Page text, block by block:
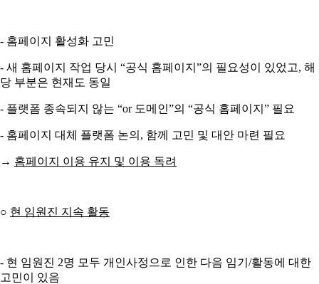
- 홈페이지 활성화 고민
- 새 홈페이지 작업 당시 “공식 홈페이지”의 필요성이 있었고, 해
당 부분은 현재도 동일
- 플랫폼 종속되지 않는 “or 도메인”의 “공식 홈페이지” 필요
- 홈페이지 대체 플랫폼 논의, 함께 고민 및 대안 마련 필요
→ 홈페이지 이용 유지 및 이용 독려
○ 현 임원진 지속 활동
- 현 임원진 2명 모두 개인사정으로 인한 다음 임기/활동에 대한
고민이 있음